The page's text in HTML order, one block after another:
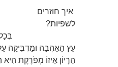
איך חוזרים
בְּכָל יוֹם
עֵץ הָאַהֲבָה וּמַדְבִּיקָה
הֵרָיוֹן אֵיזוֹ מְפֹרֶקֶת